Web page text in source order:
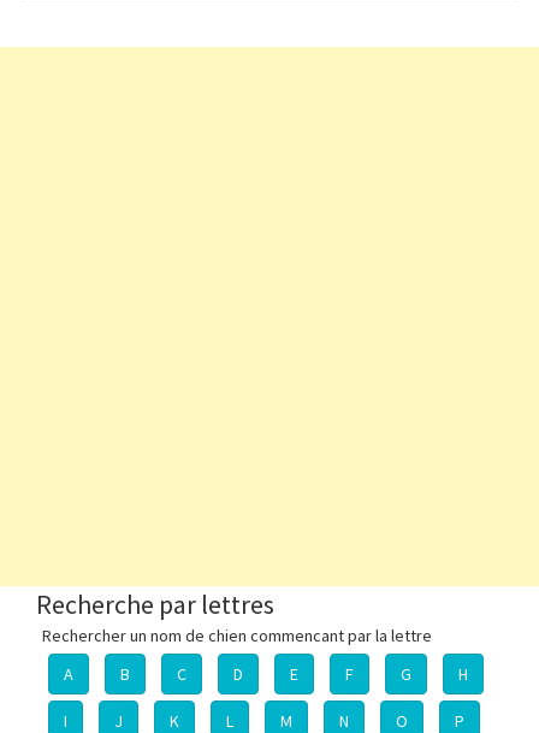
Recherche par lettres
Rechercher un nom de chien commencant par la lettre
A
B C D E F G H
I J K L M N O P